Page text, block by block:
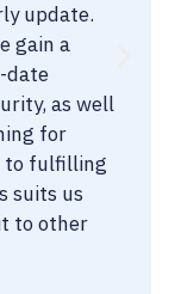
update.
gain a
date
as well
for
to fulfilling
suits us
to other